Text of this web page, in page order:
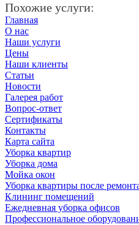
Похожие услуги:
Главная
О нас
Наши услуги
Цены
Наши клиенты
Статьи
Новости
Галерея работ
Вопрос-ответ
Сертификаты
Контакты
Карта сайта
Уборка квартир
Уборка дома
Мойка окон
Уборка квартиры после
Клининг помещений
Ежедневная уборка офисов
Профессиональное